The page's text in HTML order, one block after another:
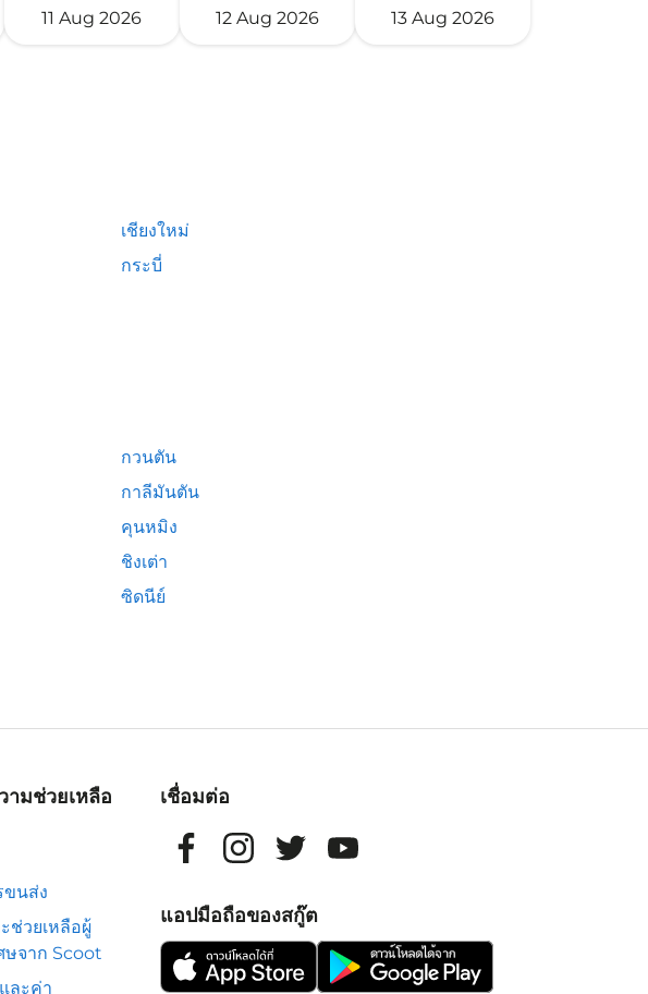
11 Aug 2026 12 Aug 2026 13 Aug 2026
เชียงใหม่
กระบี่
กวนตัน
กาลีมันตัน
คุนหมิง
ชิงเต่า
ซิดนีย์
ามช่วยเหลือ
ขนส่ง
ช่วยเหลือผู้
ษจาก Scoot
ละค่า
เชื่อมต่อ
แอปมือถือของสกู๊ต